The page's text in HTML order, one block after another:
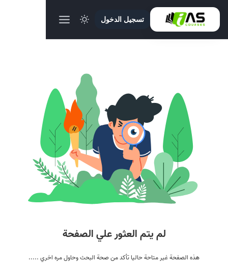
تسجيل الدخول
لم يتم العثور علي الصفحة
هذه الصفحة غير متاحة حاليا تأكد من صحة البحث وحاول مره اخري .....